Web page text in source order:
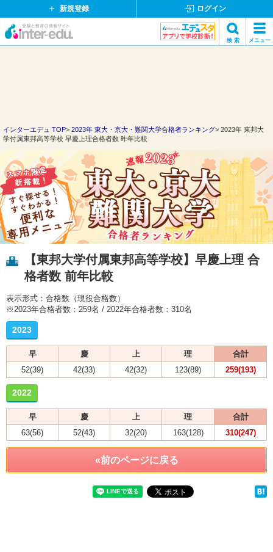
新規登録 ログイン
イ
ド
ッ
ト
コ
ム
検 索 メニュー
インターエデュ TOP 2023年 東大・京大・難関大学合格者ランキング
2023年 東邦大
学付属東邦高等学校 早慶上理合格者数 昨年比較
【東邦大学付属東邦高等学校】早慶上理 合
格者数 前年比較
表示形式：合格数（現役合格数）
※2023年合格者数：259名 / 2022年合格者数：310名
2023
早 慶 上 理
合計
52(39)
42(33) 42(32) 123(89) 259(193)
2022
早 慶 上 理
合計
63(56)
52(43) 32(20) 163(128) 310(247)
«前のページに戻る